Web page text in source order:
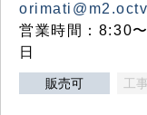
営業時間：8:30
日
販売可 工